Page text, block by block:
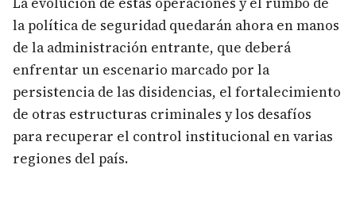
la política de seguridad quedarán ahora en manos
de la administración entrante, que deberá
enfrentar un escenario marcado por la
persistencia de las disidencias, el fortalecimiento
de otras estructuras criminales y los desafíos
para recuperar el control institucional en varias
regiones del país.